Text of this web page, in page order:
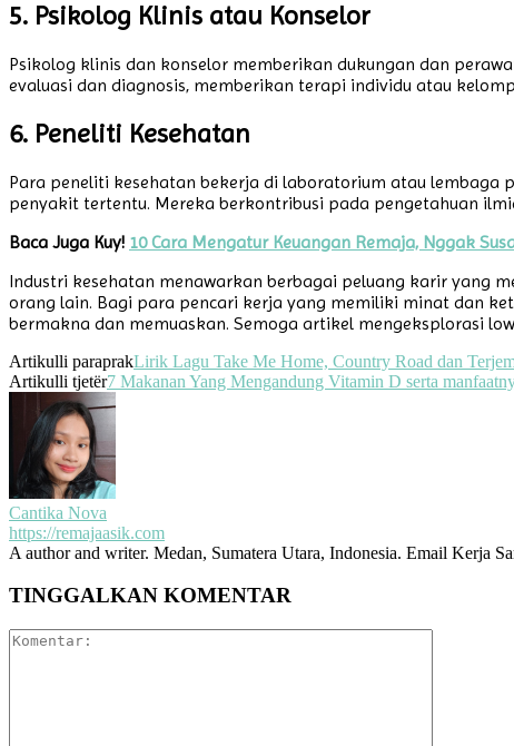
5. Psikolog Klinis atau Konselor
Psikolog klinis dan konselor memberikan dukungan dan
evaluasi dan diagnosis, memberikan terapi individu atau
6. Peneliti Kesehatan
Para peneliti kesehatan bekerja di laboratorium atau
penyakit tertentu. Mereka berkontribusi pada pengetahuan
Baca Juga Kuy! 10 Cara Mengatur Keuangan Remaja, Nggak
Industri kesehatan menawarkan berbagai peluang karir yang
orang lain. Bagi para pencari kerja yang memiliki minat dan
bermakna dan memuaskan. Semoga artikel mengeksplorasi
Artikulli paraprakLirik Lagu Take Me Home, Country Road dan
Artikulli tjetër7 Makanan Yang Mengandung Vitamin D serta
Cantika Nova
https://remajaasik.com
A author and writer. Medan, Sumatera Utara, Indonesia. Email Kerja
TINGGALKAN KOMENTAR